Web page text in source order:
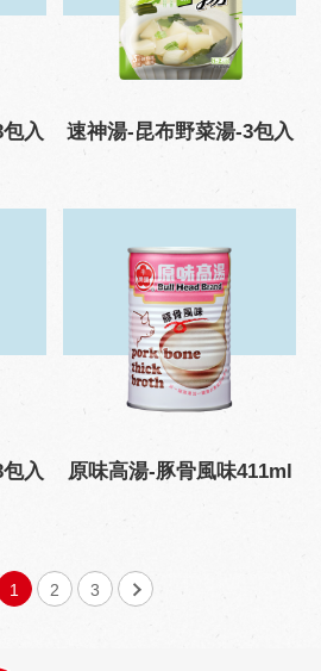
入 速神湯-昆布野菜湯-3包入
入 原味高湯-豚骨風味411ml
1 2 3